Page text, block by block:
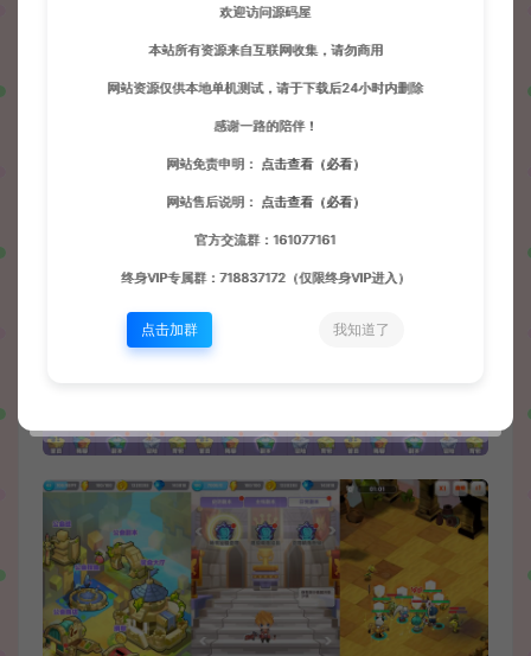
欢迎访问源码屋
本站所有资源来自互联网收集，请勿商用
网站资源仅供本地单机测试，请于下载后24小时内删除
感谢一路的陪伴！
网站免责申明： 点击查看（必看）
网站售后说明： 点击查看（必看）
官方交流群：161077161
终身VIP专属群：718837172（仅限终身VIP进入）
点击加群 我知道了